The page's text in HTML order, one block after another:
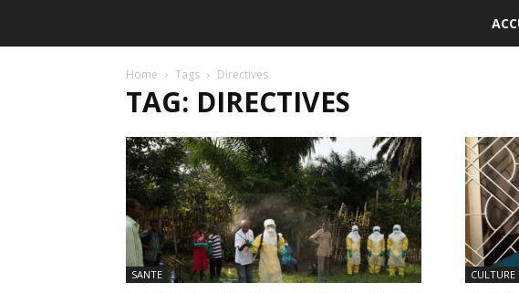
Home Tags Directives
TAG: DIRECTIVES
SANTE CULTURE